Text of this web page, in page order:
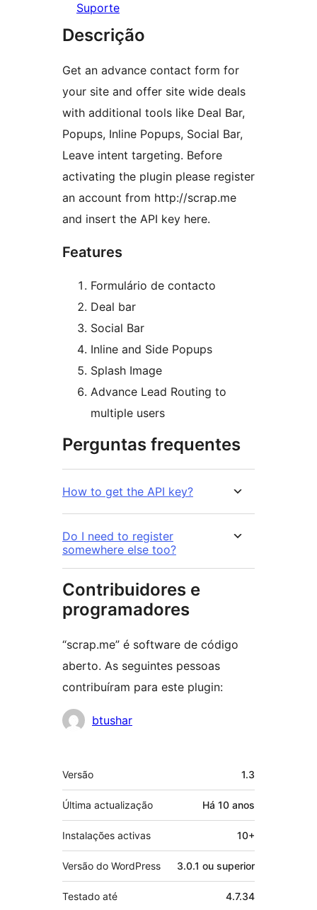
Suporte
Descrição
Get an advance contact form for
your site and offer site wide deals
with additional tools like Deal Bar,
Popups, Inline Popups, Social Bar,
Leave intent targeting. Before
activating the plugin please register
an account from http://scrap.me
and insert the API key here.
Features
Formulário de contacto
Deal bar
Social Bar
Inline and Side Popups
Splash Image
Advance Lead Routing to
multiple users
Perguntas frequentes
How to get the API key?
Do I need to register
somewhere else too?
Contribuidores e
programadores
“scrap.me” é software de código
aberto. As seguintes pessoas
contribuíram para este plugin:
Contribuidores
btushar
Metadados
Versão 1.3
Última actualização Há 10 anos
Instalações activas 10+
Versão do WordPress 3.0.1 ou superior
Testado até 4.7.34